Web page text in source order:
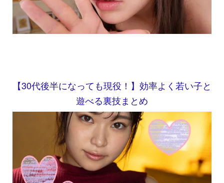
【30代後半になっても現役！】効率よく若い子と
遊べる裏技まとめ